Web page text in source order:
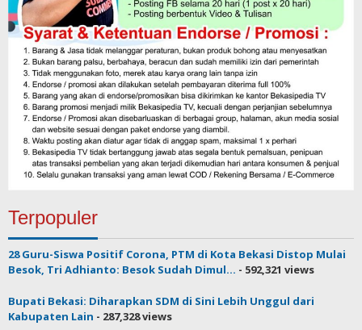
Terpopuler
28 Guru-Siswa Positif Corona, PTM di Kota Bekasi Distop Mulai
Besok, Tri Adhianto: Besok Sudah Dimul... - 592,321 views
Bupati Bekasi: Diharapkan SDM di Sini Lebih Unggul dari
Kabupaten Lain - 287,328 views